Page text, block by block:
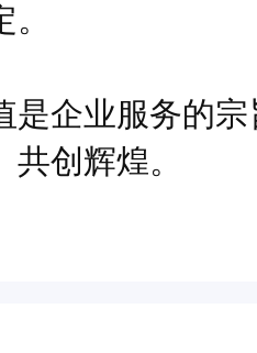
是企业服务的
创辉煌。